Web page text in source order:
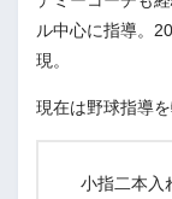
ル中心に指導。
現。
現在は野球指導
小指二本入